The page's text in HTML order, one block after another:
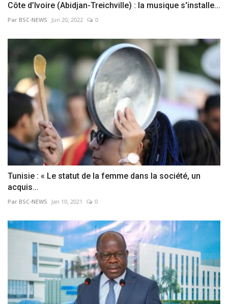
Côte d’Ivoire (Abidjan-Treichville) : la musique s'installe...
Par BSC-NEWS Jun 20, 2022 0
Tunisie : « Le statut de la femme dans la société, un
acquis...
Par BSC-NEWS Jan 10, 2021 0